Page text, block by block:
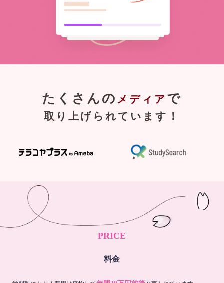
たくさんの メディア で
取り上げられています！
PRICE
料金